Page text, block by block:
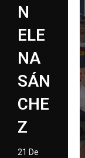
EON
ES
DE
ESP
AÑ
A
27 De